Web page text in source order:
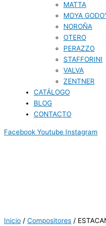
MATTA
MOYA
NOROÑA
OTERO
PERAZZO
STAFFORINI
VALVA
ZENTNER
CATÁLOGO
BLOG
CONTACTO
Facebook Youtube Instagram
Inicio / Compositores /